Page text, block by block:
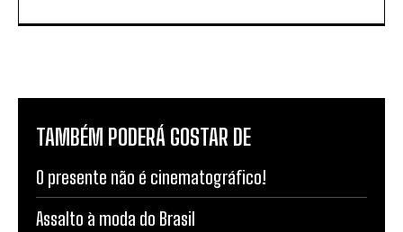
TAMBÉM PODERÁ GOSTAR DE
O presente não é cinematográfico!
Assalto à moda do Brasil